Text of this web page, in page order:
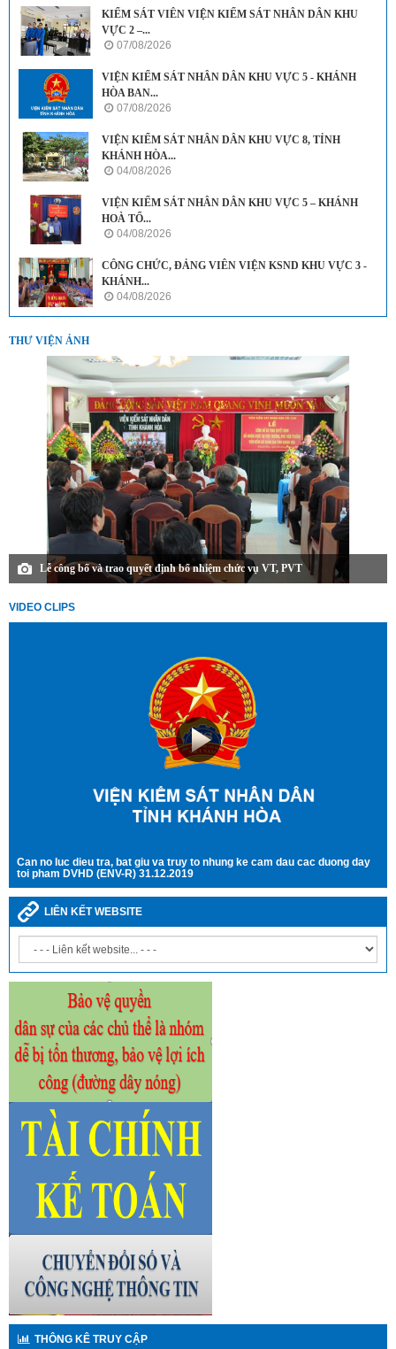
KIỂM SÁT VIÊN VIỆN KIỂM SÁT NHÂN DÂN KHU
VỰC 2 –...
07/08/2026
VIỆN KIỂM SÁT NHÂN DÂN KHU VỰC 5 - KHÁNH
HÒA BAN...
07/08/2026
VIỆN KIỂM SÁT NHÂN DÂN KHU VỰC 8, TỈNH
KHÁNH HÒA...
04/08/2026
VIỆN KIỂM SÁT NHÂN DÂN KHU VỰC 5 – KHÁNH
HOÀ TỔ...
04/08/2026
CÔNG CHỨC, ĐẢNG VIÊN VIỆN KSND KHU VỰC 3 -
KHÁNH...
04/08/2026
THƯ VIỆN ẢNH
Lễ công bố và trao quyết định bổ nhiệm chức vụ VT, PVT
VIDEO CLIPS
Can no luc dieu tra, bat giu va truy to nhung ke cam dau cac duong day
toi pham DVHD (ENV-R) 31.12.2019
LIÊN KẾT WEBSITE
THÔNG KÊ TRUY CẬP